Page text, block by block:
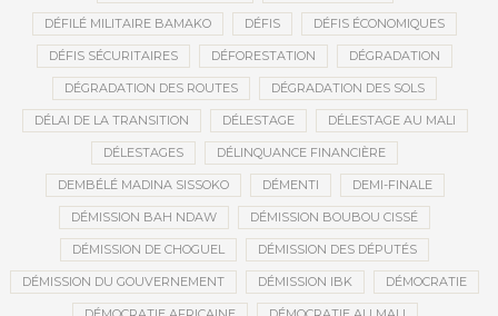
DÉFILÉ MILITAIRE BAMAKO DÉFIS DÉFIS ÉCONOMIQUES
DÉFIS SÉCURITAIRES DÉFORESTATION DÉGRADATION
DÉGRADATION DES ROUTES DÉGRADATION DES SOLS
DÉLAI DE LA TRANSITION DÉLESTAGE DÉLESTAGE AU MALI
DÉLESTAGES DÉLINQUANCE FINANCIÈRE
DEMBÉLÉ MADINA SISSOKO DÉMENTI DEMI-FINALE
DÉMISSION BAH NDAW DÉMISSION BOUBOU CISSÉ
DÉMISSION DE CHOGUEL DÉMISSION DES DÉPUTÉS
DÉMISSION DU GOUVERNEMENT DÉMISSION IBK DÉMOCRATIE